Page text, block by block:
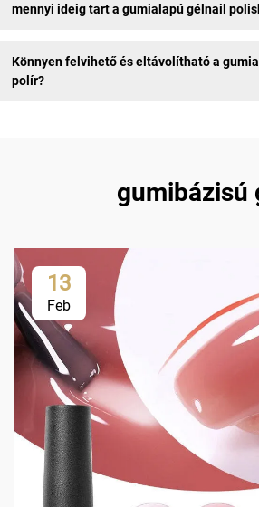
mennyi ideig tart a gumialapú gélnail
Könnyen felvihető és eltávolítható a
polír?
gumibázisú
13
Feb